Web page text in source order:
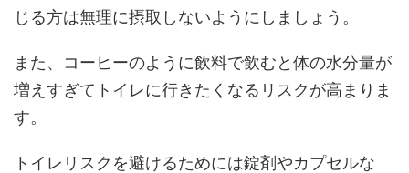
じる方は無理に摂取しないようにしましょう。
また、コーヒーのように飲料で飲むと体の水分量が
増えすぎてトイレに行きたくなるリスクが高まりま
す。
トイレリスクを避けるためには錠剤やカプセルな